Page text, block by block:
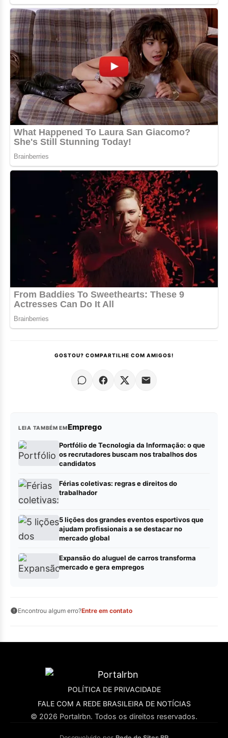
GOSTOU? COMPARTILHE COM AMIGOS!
LEIA TAMBÉM EMEmprego
Portfólio de Tecnologia da Informação: o que
os recrutadores buscam nos trabalhos dos
candidatos
Férias coletivas: regras e direitos do
trabalhador
5 lições dos grandes eventos esportivos que
ajudam profissionais a se destacar no
mercado global
Expansão do aluguel de carros transforma
mercado e gera empregos
Encontrou algum erro?Entre em contato
POLÍTICA DE PRIVACIDADE
FALE COM A REDE BRASILEIRA DE NOTÍCIAS
© 2026 Portalrbn. Todos os direitos reservados.